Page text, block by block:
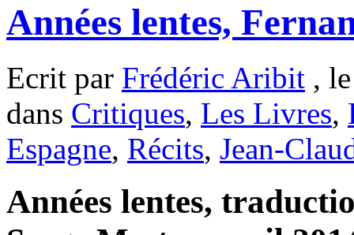
Années lentes,
Ecrit par Frédéric Aribit ,
dans Critiques, Les Livres,
Espagne, Récits, Jean-
Années lentes,